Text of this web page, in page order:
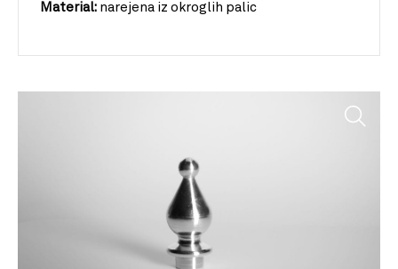
Material: narejena iz okroglih palic